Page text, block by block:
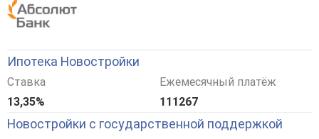
Ипотека Новостройки
Ставка
13,35%
Ежемесячный платёж
111267
Новостройки с государственной поддержкой